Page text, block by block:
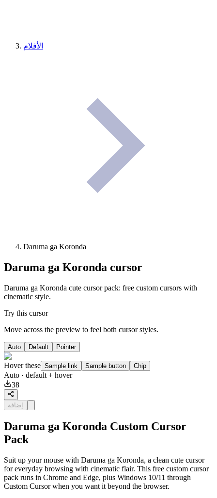
الأفلام
Daruma ga Koronda
Daruma ga Koronda cursor
Daruma ga Koronda cute cursor pack: free custom cursors with
cinematic style.
Try this cursor
Move across the preview to feel both cursor styles.
Auto Default Pointer
Hover these Sample link Sample button Chip
Auto · default + hover
38
إضافة
Daruma ga Koronda Custom Cursor
Pack
Suit up your mouse with Daruma ga Koronda, a clean cute cursor
for everyday browsing with cinematic flair. This free custom cursor
pack runs in Chrome and Edge, plus Windows 10/11 through
Custom Cursor when you want it beyond the browser.